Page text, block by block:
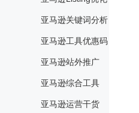
亚马逊关键词分析
亚马逊工具优惠码
亚马逊站外推广
亚马逊综合工具
亚马逊运营干货